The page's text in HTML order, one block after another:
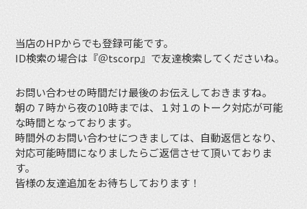
当店のHPからでも登録可能です。
ID検索の場合は『＠tscorp』で友達検索してくださいね。
お問い合わせの時間だけ最後のお伝えしておきますね。
朝の７時から夜の10時までは、１対１のトーク対応が可能
な時間となっております。
時間外のお問い合わせにつきましては、自動返信となり、
対応可能時間になりましたらご返信させて頂いておりま
す。
皆様の友達追加をお待ちしております！